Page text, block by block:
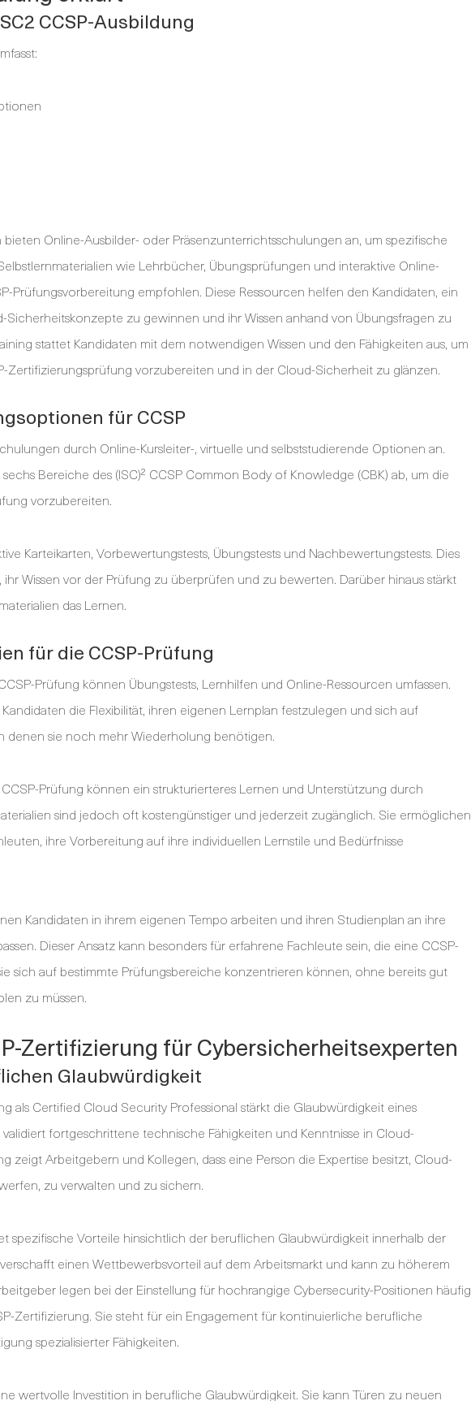
CCSP-Ausbildung
Online-Ausbilder- oder Präsenzunterrichtsschulungen an, um spezifische
wie Lehrbücher, Übungsprüfungen und interaktive Online-
Prüfungsvorbereitung empfohlen. Diese Ressourcen helfen den Kandidaten, ein
Sicherheitskonzepte zu gewinnen und ihr Wissen anhand von Übungsfragen zu
stattet Kandidaten mit dem notwendigen Wissen und den Fähigkeiten aus, um
Zertifizierungsprüfung vorzubereiten und in der Cloud-Sicherheit zu glänzen.
für CCSP
durch Online-Kursleiter-, virtuelle und selbststudierende Optionen an.
Bereiche des (ISC)² CCSP Common Body of Knowledge (CBK) ab, um die
vorzubereiten.
Karteikarten, Vorbewertungstests, Übungstests und Nachbewertungstests. Dies
Wissen vor der Prüfung zu überprüfen und zu bewerten. Darüber hinaus stärkt
das Lernen.
für die CCSP-Prüfung
Prüfung können Übungstests, Lernhilfen und Online-Ressourcen umfassen.
die Flexibilität, ihren eigenen Lernplan festzulegen und sich auf
denen sie noch mehr Wiederholung benötigen.
Prüfung können ein strukturierteres Lernen und Unterstützung durch
sind jedoch oft kostengünstiger und jederzeit zugänglich. Sie ermöglichen
ihre Vorbereitung auf ihre individuellen Lernstile und Bedürfnisse
Kandidaten in ihrem eigenen Tempo arbeiten und ihren Studienplan an ihre
Dieser Ansatz kann besonders für erfahrene Fachleute sein, die eine CCSP-
sich auf bestimmte Prüfungsbereiche konzentrieren können, ohne bereits gut
zu müssen.
Zertifizierung für Cybersicherheitsexperten
Glaubwürdigkeit
als Certified Cloud Security Professional stärkt die Glaubwürdigkeit eines
fortgeschrittene technische Fähigkeiten und Kenntnisse in Cloud-
zeigt Arbeitgebern und Kollegen, dass eine Person die Expertise besitzt, Cloud-
zu verwalten und zu sichern.
spezifische Vorteile hinsichtlich der beruflichen Glaubwürdigkeit innerhalb der
einen Wettbewerbsvorteil auf dem Arbeitsmarkt und kann zu höherem
legen bei der Einstellung für hochrangige Cybersecurity-Positionen häufig
Zertifizierung. Sie steht für ein Engagement für kontinuierliche berufliche
spezialisierter Fähigkeiten.
wertvolle Investition in berufliche Glaubwürdigkeit. Sie kann Türen zu neuen